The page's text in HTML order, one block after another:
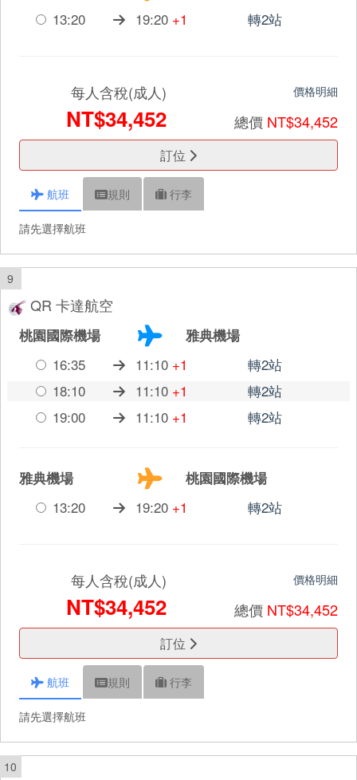
13:20
19:20 +1 轉2站
每人含稅(成人)
NT$34,452
價格明細
總價 NT$34,452
訂位
航班 規則 行李
請先選擇航班
9
QR 卡達航空
桃園國際機場
雅典機場
16:35
11:10 +1
轉2站
18:10
11:10 +1
轉2站
19:00
11:10 +1 轉2站
雅典機場
桃園國際機場
13:20
19:20 +1 轉2站
每人含稅(成人)
NT$34,452
價格明細
總價 NT$34,452
訂位
航班 規則 行李
請先選擇航班
10